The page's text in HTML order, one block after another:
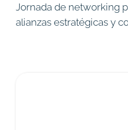
Jornada de networking
alianzas estratégicas y